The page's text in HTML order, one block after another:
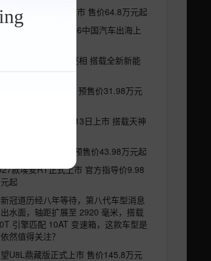
V680/V800正式上市 售价64.8万元起
风破浪 驰行全球2026中国汽车出海上
风风神L8Y/L8+/L9亮相 搭载全新新能
势Z9S正式开启预售 预售价31.98万元
亚迪秦MAX将于8月13日上市 搭载天神
界G9正式开启预订 预售价43.98万元起
款埃安RT正式上市 官方指导价9.98
起
冠道历经八年等待，第八代车型消息
水面，轴距扩展至 2920 毫米，搭载
引擎匹配 10AT 变速箱，这款车型是
然值得关注？
U8L鼎藏版正式上市 售价145.8万元